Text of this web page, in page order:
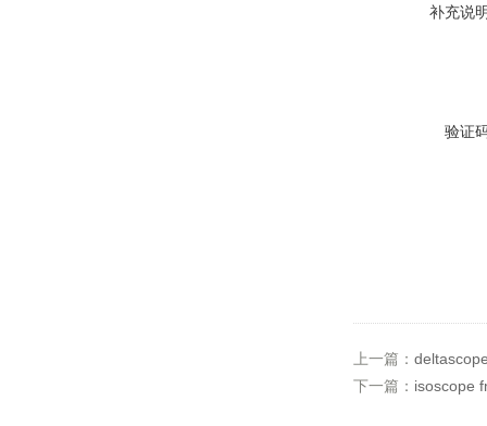
补充说
验证
上一篇：
下一篇： isoscope